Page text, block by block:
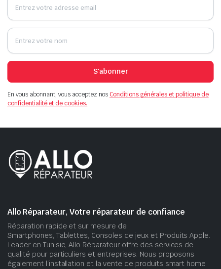
S'abonner
En vous abonnant, vous acceptez nosConditions générales et politique de
confidentialité et de cookies.
Allo Réparateur, Votre réparateur de confiance
Réparation rapide et sur mesure de
Smartphones, Tablettes, Consoles de jeux et Produits Apple.
Leader en Tunisie, Allo Réparateur offre des services de
qualité pour particuliers et entreprises. Nous proposons
également l’installation et la vente de produits smart home